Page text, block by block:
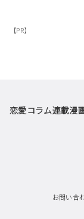
【PR】
恋愛コラム連載漫
お問い合